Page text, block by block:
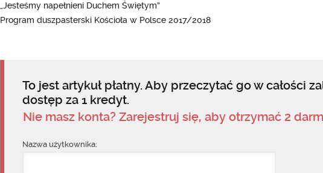
„Jesteśmy napełnieni Duchem Świętym”
Program duszpasterski Kościoła w Polsce 2017/2018
To jest artykuł płatny. Aby przeczytać go w całości
dostęp za 1 kredyt.
Nie masz konta? Zarejestruj się, aby otrzymać 2
Nazwa użytkownika: